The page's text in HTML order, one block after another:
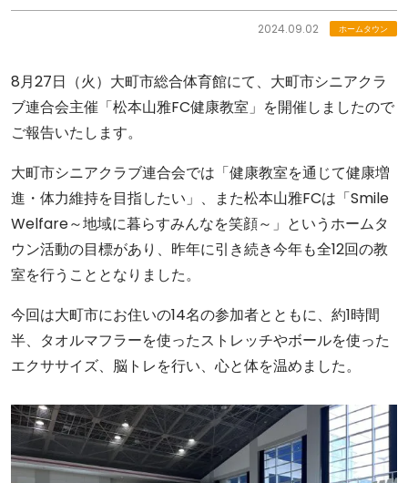
2024.09.02 ホームタウン
8月27日（火）大町市総合体育館にて、大町市シニアクラ
ブ連合会主催「松本山雅FC健康教室」を開催しましたので
ご報告いたします。
大町市シニアクラブ連合会では「健康教室を通じて健康増
進・体力維持を目指したい」、また松本山雅FCは「Smile
Welfare～地域に暮らすみんなを笑顔～」というホームタ
ウン活動の目標があり、昨年に引き続き今年も全12回の教
室を行うこととなりました。
今回は大町市にお住いの14名の参加者とともに、約1時間
半、タオルマフラーを使ったストレッチやボールを使った
エクササイズ、脳トレを行い、心と体を温めました。